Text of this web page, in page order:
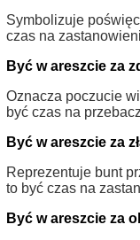
Symbolizuje
czas na
Być w areszcie za
Oznacza poczucie
być czas na
Być w areszcie za
Reprezentuje bunt
to być czas na
Być w areszcie za